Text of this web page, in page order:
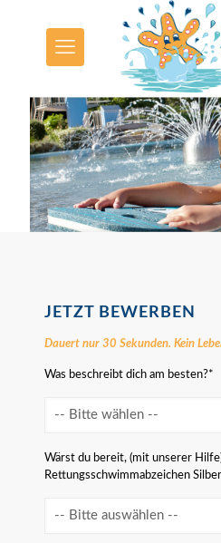
JETZT BEWERBEN
Dauert nur 30 Sekunden. Kein
Was beschreibt dich am besten?*
Wärst du bereit, (mit unserer
Rettungsschwimmabzeichen